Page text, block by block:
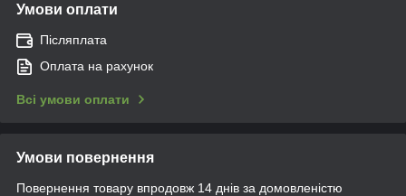
Умови оплати
Післяплата
Оплата на рахунок
Всі умови оплати
Умови повернення
Повернення товару впродовж 14 днів за домовленістю